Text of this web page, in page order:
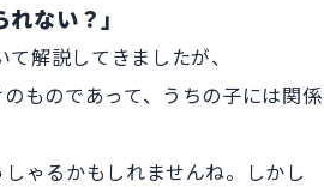
ない？」
解説してきましたが、
のものであって、うちの子には関係
ゃるかもしれませんね。しかし